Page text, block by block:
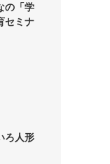
の「学
セミナ
ろ人形